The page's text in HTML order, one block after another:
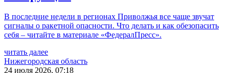
В последние недели в регионах Приволжья все чаще звучат
сигналы о ракетной опасности. Что делать и как обезопасить
себя – читайте в материале «ФедералПресс».
читать далее
Нижегородская область
24 июля 2026, 07:18